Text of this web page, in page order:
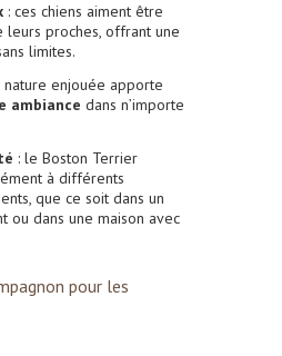
: ces chiens aiment être
leurs proches, offrant une
limites.
enjouée apporte
ambiance dans n’importe
: le Boston Terrier
à différents
que ce soit dans un
ou dans une maison avec
pour les